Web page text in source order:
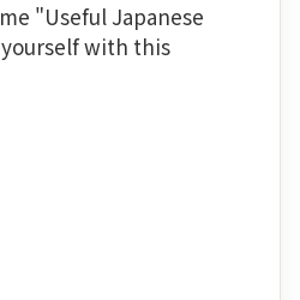
"Useful Japanese
with this